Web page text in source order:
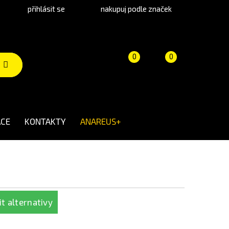
přihlásit se nakupuj podle značek
Košík 0
(prázdný)
Porovnání
0
KONTAKTY ANAREUS+
alternativy